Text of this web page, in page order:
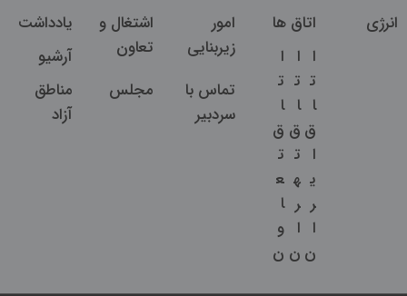
انرژی
اتاق ها
ا
ت
ا
ق
ا
ی
ر
ا
ن
ا
ت
ا
ق
ت
ه
ر
ا
ن
ا
ت
ا
ق
ت
ع
ا
و
ن
امور
زیربنایی
اشتغال و
تعاون
یادداشت
آرشیو
تماس با
سردبیر
مجلس
مناطق
آزاد